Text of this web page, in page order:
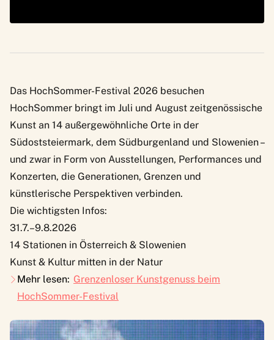
Das HochSommer-Festival 2026 besuchen
HochSommer bringt im Juli und August zeitgenössische
Kunst an 14 außergewöhnliche Orte in der
Südoststeiermark, dem Südburgenland und Slowenien –
und zwar in Form von Ausstellungen, Performances und
Konzerten, die Generationen, Grenzen und
künstlerische Perspektiven verbinden.
Die wichtigsten Infos:
31.7.–9.8.2026
14 Stationen in Österreich & Slowenien
Kunst & Kultur mitten in der Natur
Mehr lesen: Grenzenloser Kunstgenuss beim
HochSommer-Festival